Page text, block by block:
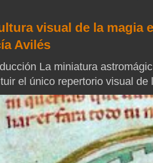
visual de la magia
Avilés
La miniatura
el único repertorio visual de